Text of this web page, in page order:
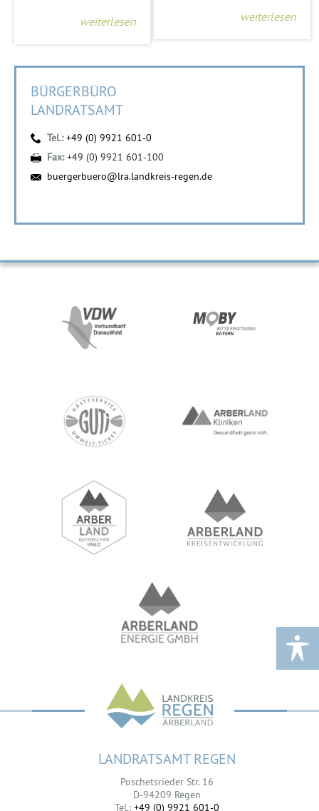
weiterlesen weiterlesen
BÜRGERBÜRO
LANDRATSAMT
Tel.:+49 (0) 9921 601-0
Fax:+49 (0) 9921 601-100
buergerbuero@lra.landkreis-regen.de
LANDRATSAMT REGEN
Poschetsrieder Str. 16
D-94209 Regen
Tel.: +49 (0) 9921 601-0